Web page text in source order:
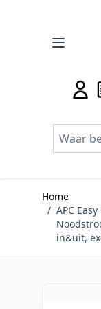
Home
/ APC Easy
in&uit,